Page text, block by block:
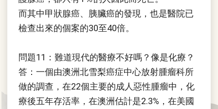
而其中甲狀腺癌、胰臟癌的發現，也是醫院已
檢查出來的個案的30至40倍。
問題11：難道現代的醫療不好嗎？像是化療？
答：一個由澳洲北雪梨癌症中心放射腫瘤科所
做的調查，在22個主要的成人惡性腫瘤中，化
療後五年存活率，在澳洲估計是2.3%，在美國